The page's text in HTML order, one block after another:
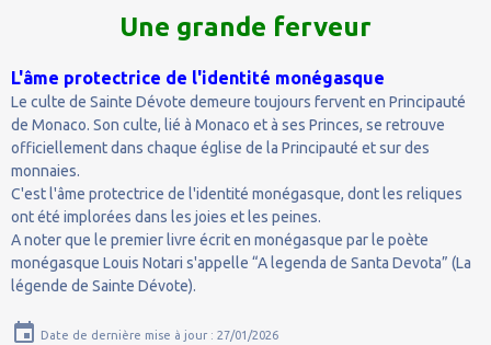
Une grande ferveur
L'âme protectrice de l'identité monégasque
Le culte de Sainte Dévote demeure toujours fervent en Principauté
de Monaco. Son culte, lié à Monaco et à ses Princes, se retrouve
officiellement dans chaque église de la Principauté et sur des
monnaies.
C'est l'âme protectrice de l'identité monégasque, dont les reliques
ont été implorées dans les joies et les peines.
A noter que le premier livre écrit en monégasque par le poète
monégasque Louis Notari s'appelle “A legenda de Santa Devota” (La
légende de Sainte Dévote).
Date de dernière mise à jour : 27/01/2026